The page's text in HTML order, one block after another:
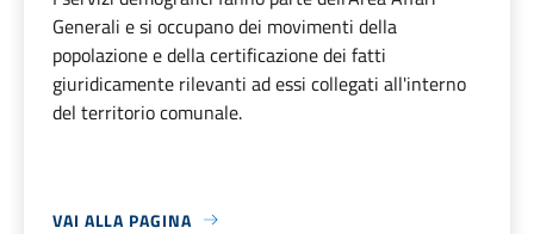
Generali e si occupano dei movimenti della
popolazione e della certificazione dei fatti
giuridicamente rilevanti ad essi collegati all'interno
del territorio comunale.
VAI ALLA PAGINA